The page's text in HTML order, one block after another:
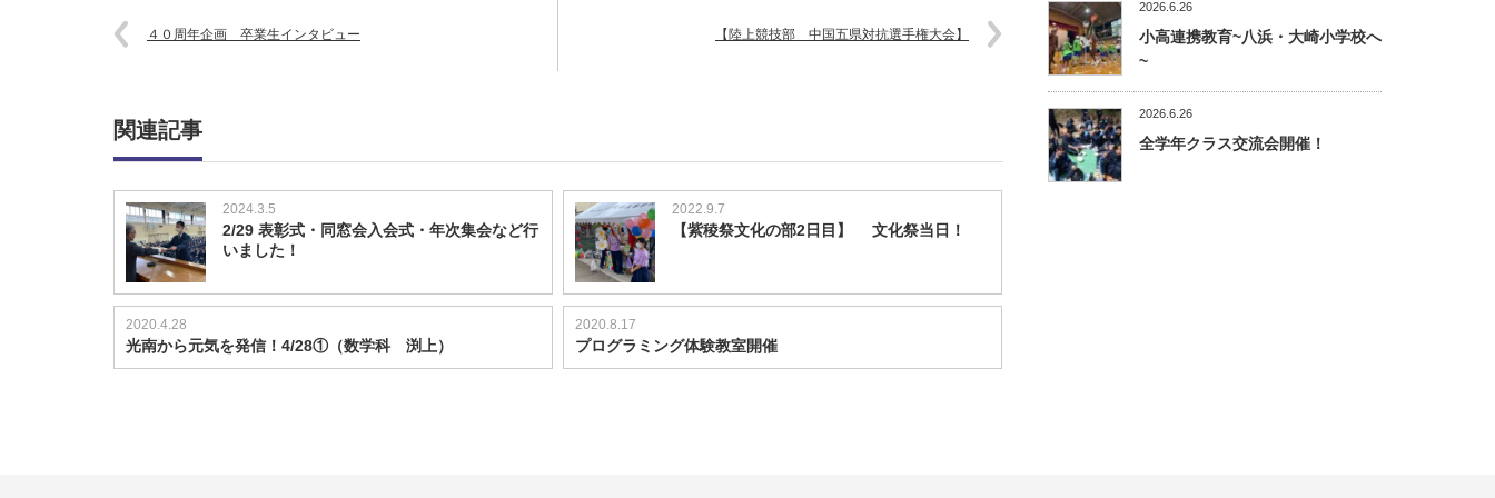
４０周年企画 卒業生インタビュー 【陸上競技部 中国五県対抗選手権大会】
関連記事
2024.3.5
2/29 表彰式・同窓会入会式・年次集会など行
いました！
2022.9.7
【紫稜祭文化の部2日目】 文化祭当日！
2020.4.28
光南から元気を発信！4/28①（数学科 渕上）
2020.8.17
プログラミング体験教室開催
2026.6.26
小高連携教育~八浜・大崎小学校へ
~
2026.6.26
全学年クラス交流会開催！